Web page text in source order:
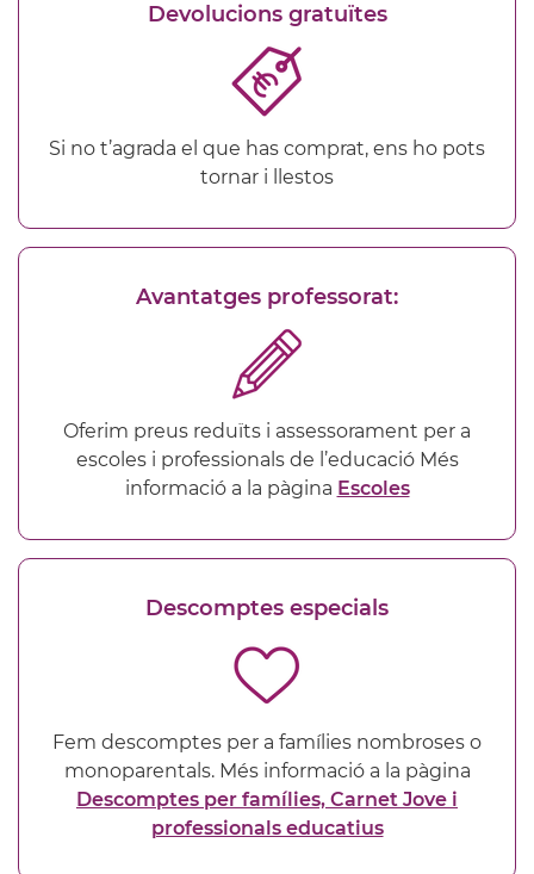
Devolucions gratuïtes
Si no t’agrada el que has comprat, ens ho pots
tornar i llestos
Avantatges professorat:
Oferim preus reduïts i assessorament per a
escoles i professionals de l’educació Més
informació a la pàgina Escoles
Descomptes especials
Fem descomptes per a famílies nombroses o
monoparentals. Més informació a la pàgina
Descomptes per famílies, Carnet Jove i
professionals educatius